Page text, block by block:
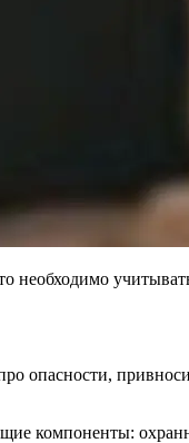
необходимо
опасности,
компоненты: